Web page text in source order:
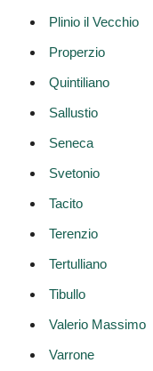
Plinio il Vecchio
Properzio
Quintiliano
Sallustio
Seneca
Svetonio
Tacito
Terenzio
Tertulliano
Tibullo
Valerio Massimo
Varrone